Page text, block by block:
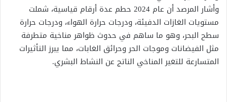
وأشار المرصد أن عام 2024 حطم عدة أرقام قياسية، شملت
مستويات الغازات الدفيئة، ودرجات حرارة الهواء، ودرجات حرارة
سطح البحر، وهو ما ساهم في حدوث ظواهر مناخية متطرفة
مثل الفيضانات وموجات الحر وحرائق الغابات، مما يبرز التأثيرات
المتسارعة للتغير المناخي الناتج عن النشاط البشري.